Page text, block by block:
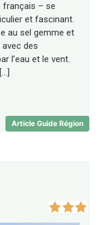
Article Guide Région
français – se
et fascinant.
au sel gemme et
des
l’eau et le vent.